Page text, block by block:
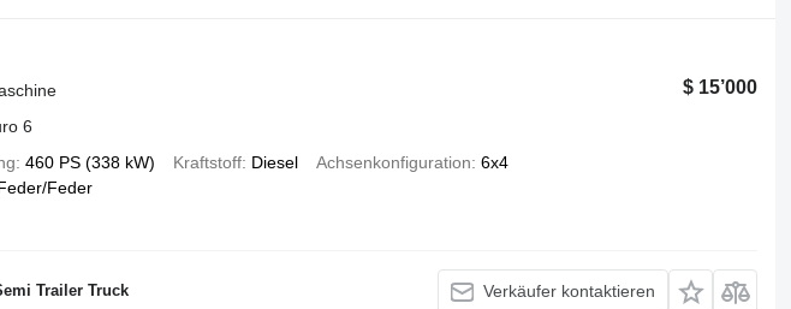
$ 15’000
6
460 PS (338 kW) Kraftstoff Diesel Achsenkonfiguration 6x4
Feder
Trailer Truck Verkäufer kontaktieren